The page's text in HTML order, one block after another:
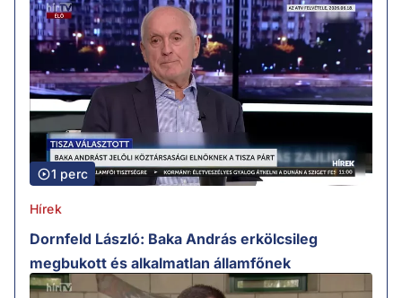
1 perc
Hírek
Dornfeld László: Baka András erkölcsileg
megbukott és alkalmatlan államfőnek